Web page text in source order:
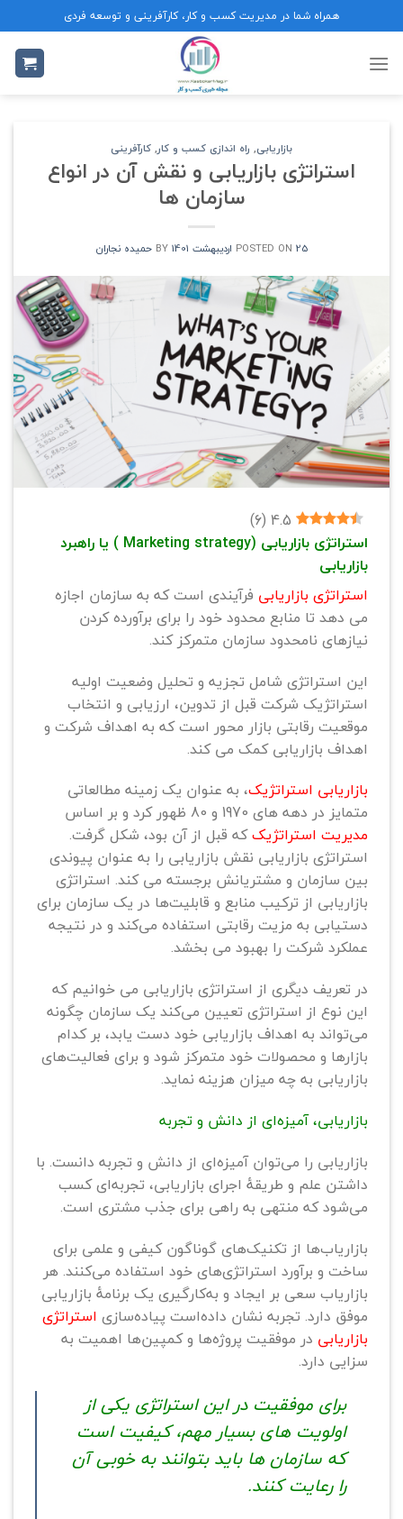
to
content
همراه شما در مدیریت کسب و کار، کارآفرینی و توسعه فردی
بازاریابی, راه اندازی کسب و کار, کارآفرینی
استراتژی بازاریابی و نقش آن در انواع
سازمان ها
POSTED ON 25 اردیبهشت 1401 BY حمیده نجاران
4.5
(
6
)
استراتژی بازاریابی (Marketing strategy ) یا راهبرد
بازاریابی
استراتژی بازاریابی فرآیندی است که به سازمان اجازه
می دهد تا منابع محدود خود را برای برآورده کردن
نیازهای نامحدود سازمان متمرکز کند.
این استراتژی شامل تجزیه و تحلیل وضعیت اولیه
استراتژیک شرکت قبل از تدوین، ارزیابی و انتخاب
موقعیت رقابتی بازار محور است که به اهداف شرکت و
اهداف بازاریابی کمک می کند.
بازاریابی استراتژیک، به عنوان یک زمینه مطالعاتی
متمایز در دهه های 1970 و 80 ظهور کرد و بر اساس
مدیریت استراتژیککه قبل از آن بود، شکل گرفت.
استراتژی بازاریابی نقش بازاریابی را به عنوان پیوندی
بین سازمان و مشتریانش برجسته می کند. استراتژی
بازاریابی از ترکیب منابع و قابلیت‌ها در یک سازمان برای
دستیابی به مزیت رقابتی استفاده می‌کند و در نتیجه
عملکرد شرکت را بهبود می بخشد.
در تعریف دیگری از استراتژی بازاریابی می خوانیم که
این نوع از استراتژی تعیین می‌کند یک سازمان چگونه
می‌تواند به اهداف بازاریابی خود دست یابد، بر کدام
بازارها و محصولات خود متمرکز شود و برای فعالیت‌های
بازاریابی به چه میزان هزینه نماید.
بازاریابی، آمیزه‌ای از دانش و تجربه
بازاریابی را می‌توان آمیزه‌ای از دانش و تجربه دانست. با
داشتن علم و طریقهٔ اجرای بازاریابی، تجربه‌ای کسب
می‌شود که منتهی به راهی برای جذب مشتری است.
بازاریاب‌ها از تکنیک‌های گوناگون کیفی و علمی برای
ساخت و برآورد استراتژی‌های خود استفاده می‌کنند. هر
بازاریاب سعی بر ایجاد و به‌کارگیری یک برنامهٔ بازاریابی
موفق دارد. تجربه نشان داده‌است پیاده‌سازی استراتژی
بازاریابی در موفقیت پروژه‌ها و کمپین‌ها اهمیت به
سزایی دارد.
برای موفقیت در این استراتژی یکی از
اولویت های بسیار مهم، کیفیت است
که سازمان ها باید بتوانند به خوبی آن
را رعایت کنند.